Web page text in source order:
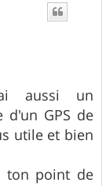
aussi un
d'un GPS de
utile et bien
ton point de